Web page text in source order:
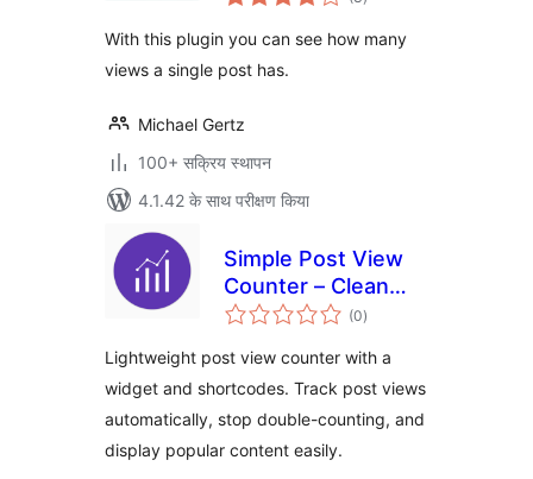
With this plugin you can see how many
views a single post has.
Michael Gertz
100+ सक्रिय स्थापन
4.1.42 के साथ परीक्षण किया
Simple Post View
Counter – Clean
and Fast Post View
(0कुल
दर)
Lightweight post view counter with a
widget and shortcodes. Track post views
automatically, stop double-counting, and
display popular content easily.